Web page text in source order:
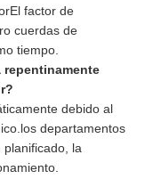
factor de
cuerdas de
tiempo.
repentinamente
debido al
departamentos
la